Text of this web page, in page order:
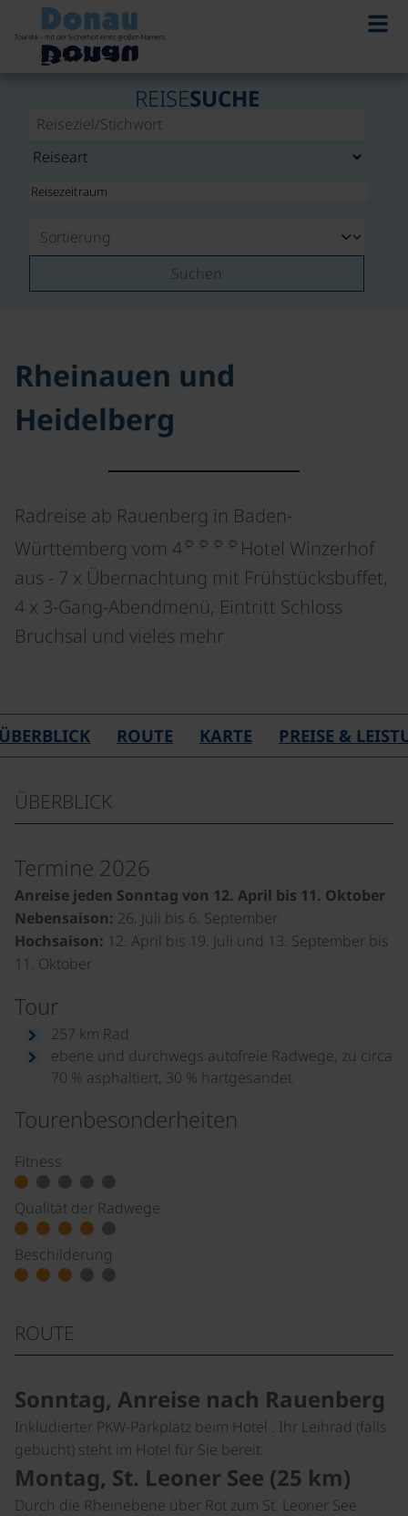
REISESUCHE
Suchen
Rheinauen und
Heidelberg
Radreise ab Rauenberg in Baden-
Württemberg vom 4 ☼☼☼☼ Hotel Winzerhof
aus - 7 x Übernachtung mit Frühstücksbuffet,
4 x 3-Gang-Abendmenü, Eintritt Schloss
Bruchsal und vieles mehr
ROUTE KARTE PREISE &
ÜBERBLICK
Termine 2026
Anreise jeden Sonntag von 12. April bis 11. Oktober
Nebensaison: 26. Juli bis 6. September
Hochsaison: 12. April bis 19. Juli und 13. September bis
11. Oktober
Tour
257 km Rad
ebene und durchwegs autofreie Radwege, zu circa
70 % asphaltiert, 30 % hartgesandet
Tourenbesonderheiten
Fitness
Qualität der Radwege
Beschilderung
ROUTE
Sonntag, Anreise nach Rauenberg
Inkludierter PKW-Parkplatz beim Hotel . Ihr Leihrad (falls
gebucht) steht im Hotel für Sie bereit.
Montag, St. Leoner See (25 km)
Durch die Rheinebene über Rot zum St. Leoner See